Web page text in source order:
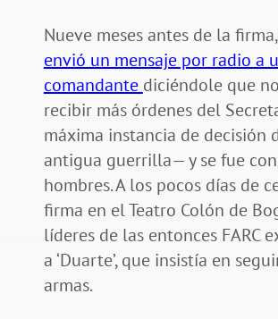
Nueve meses antes de la firma,
envió un mensaje por radio a
comandante diciéndole que
recibir más órdenes del
máxima instancia de decisión
antigua guerrilla— y se fue
hombres. A los pocos días de
firma en el Teatro Colón de
líderes de las entonces FARC
a ‘Duarte’, que insistía en
armas.